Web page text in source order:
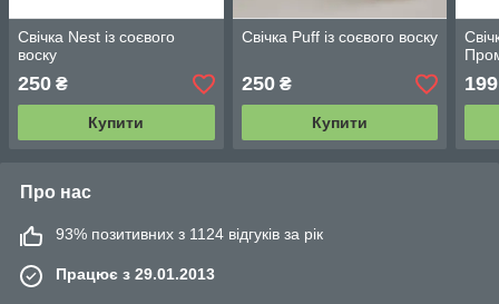
Свічка Nest із соєвого
воску
250 ₴
Купити
Свічка Puff із соєвого воску
250₴
Купити
199
Про нас
93% позитивних з 1124 відгуків за рік
Працює з 29.01.2013